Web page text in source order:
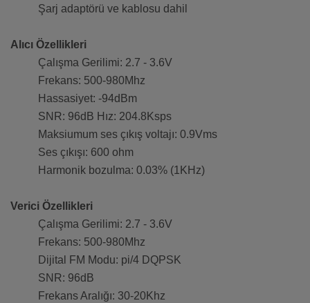
Şarj adaptörü ve kablosu dahil
Alıcı Özellikleri
Çalışma Gerilimi: 2.7 - 3.6V
Frekans: 500-980Mhz
Hassasiyet: -94dBm
SNR: 96dB Hız: 204.8Ksps
Maksiumum ses çıkış voltajı: 0.9Vms
Ses çıkışı: 600 ohm
Harmonik bozulma: 0.03% (1KHz)
Verici Özellikleri
Çalışma Gerilimi: 2.7 - 3.6V
Frekans: 500-980Mhz
Dijital FM Modu: pi/4 DQPSK
SNR: 96dB
Frekans Aralığı: 30-20Khz